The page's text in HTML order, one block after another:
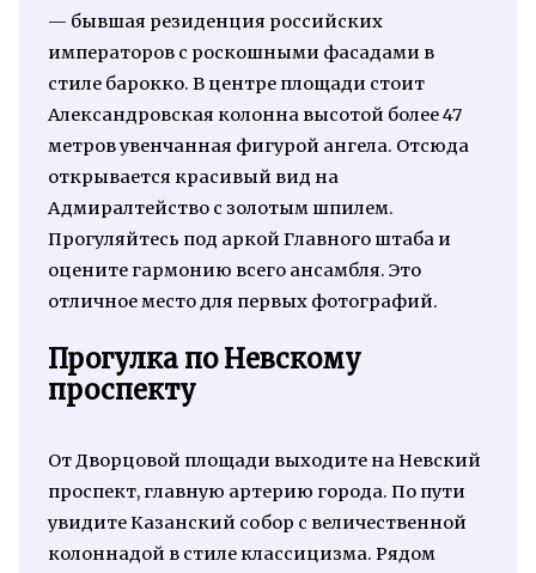
— бывшая резиденция российских
императоров с роскошными фасадами в
стиле барокко. В центре площади стоит
Александровская колонна высотой более 47
метров увенчанная фигурой ангела. Отсюда
открывается красивый вид на
Адмиралтейство с золотым шпилем.
Прогуляйтесь под аркой Главного штаба и
оцените гармонию всего ансамбля. Это
отличное место для первых фотографий.
Прогулка по Невскому
проспекту
От Дворцовой площади выходите на Невский
проспект, главную артерию города. По пути
увидите Казанский собор с величественной
колоннадой в стиле классицизма. Рядом